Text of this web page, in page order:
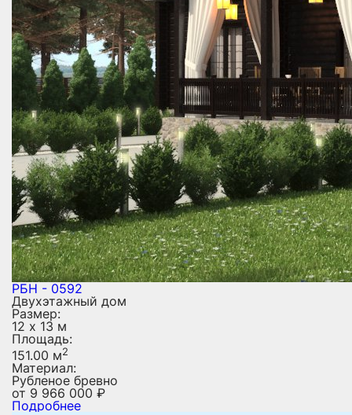
РБН - 0592
Двухэтажный дом
Размер:
12 х 13 м
Площадь:
151.00 м2
Материал:
Рубленое бревно
от 9 966 000 ₽
Подробнее